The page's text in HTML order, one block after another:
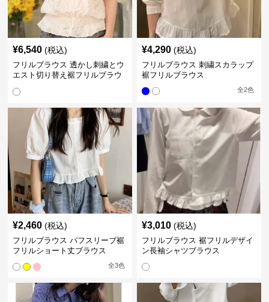
¥6,540 (税込)
フリルブラウス 透かし刺繍とウ
エスト切り替え裾フリルブラウ
¥4,290 (税込)
フリルブラウス 刺繍スカラップ
裾フリルブラウス
全2色
¥2,460 (税込)
フリルブラウス パフスリーブ裾
フリルショート丈ブラウス
全3色
¥3,010 (税込)
フリルブラウス 裾フリルデザイ
ン長袖シャツブラウス